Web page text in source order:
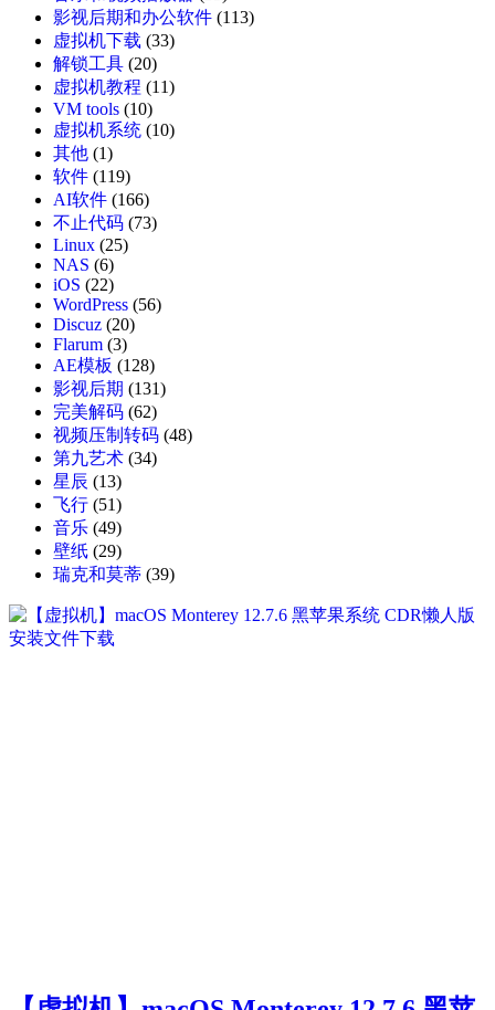
影视后期和办公软件 (113)
虚拟机下载 (33)
解锁工具 (20)
虚拟机教程 (11)
VM tools (10)
虚拟机系统 (10)
其他 (1)
软件 (119)
AI软件 (166)
不止代码 (73)
Linux (25)
NAS (6)
iOS (22)
WordPress (56)
Discuz (20)
Flarum (3)
AE模板 (128)
影视后期 (131)
完美解码 (62)
视频压制转码 (48)
第九艺术 (34)
星辰 (13)
飞行 (51)
音乐 (49)
壁纸 (29)
瑞克和莫蒂 (39)